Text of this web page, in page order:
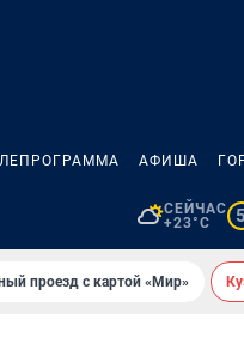
АФИША
СЕЙЧАС
+23°C
5
проезд с картой «Мир»